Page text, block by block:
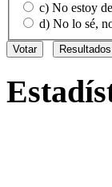
c) No estoy
d) No lo sé,